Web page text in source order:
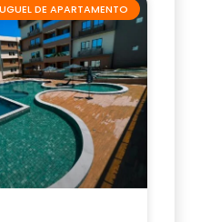
DE APARTAMENTO